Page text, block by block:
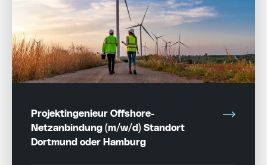
Projektingenieur Offshore-
Netzanbindung (m/w/d) Standort
Dortmund oder Hamburg